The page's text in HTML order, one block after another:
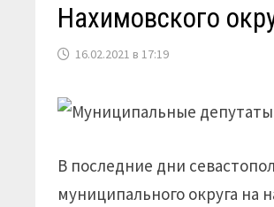
Нахимовского
16.02.2021 в 17:19
В последние дни
муниципального округа на